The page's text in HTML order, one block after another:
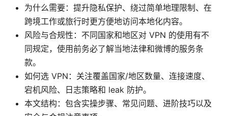
为什么需要：提升隐私保护、绕过简单地理限制、在
跨境工作或旅行时更方便地访问本地化内容。
风险与合规性：不同国家和地区对 VPN 的使用有不
同规定，使用前务必了解当地法律和微博的服务条
款。
如何选 VPN：关注覆盖国家/地区数量、连接速度、
宕机风险、日志策略和 leak 防护。
本文结构：包含实操步骤、常见问题、进阶技巧以及